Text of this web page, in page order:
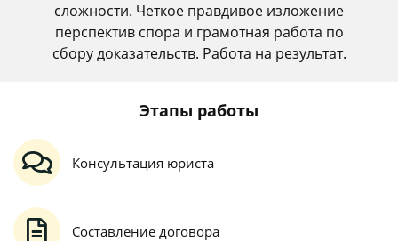
сложности. Четкое правдивое изложение
перспектив спора и грамотная работа по
сбору доказательств. Работа на результат.
Этапы работы
Консультация юриста
Составление договора